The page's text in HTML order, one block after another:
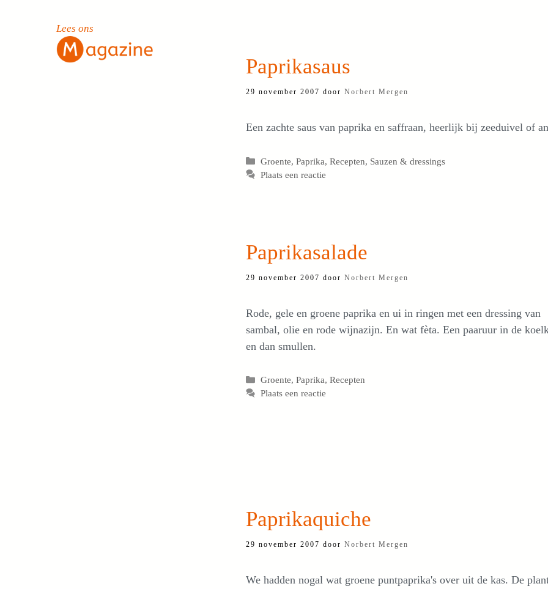
Paprikasaus
29 november 2007 door Norbert Mergen
Een zachte saus van paprika en saffraan, heerlijk bij zeeduivel of
Categorieën
Groente,Paprika,Recepten, Sauzen & dressings
Plaats een reactie
Paprikasalade
29 november 2007 door Norbert Mergen
Rode, gele en groene paprika en ui in ringen met een dressing van
sambal, olie en rode wijnazijn. En wat fèta. Een paaruur in de
en dan smullen.
Categorieën
Groente,Paprika,Recepten
Plaats een reactie
Paprikaquiche
29 november 2007 door Norbert Mergen
We hadden nogal wat groene puntpaprika's over uit de kas. De
Lees ons